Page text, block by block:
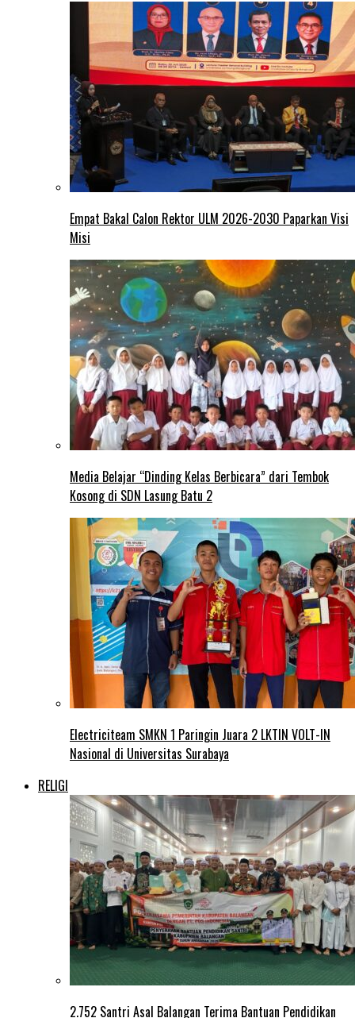
Empat Bakal Calon Rektor ULM 2026-2030 Paparkan Visi
Misi
Media Belajar “Dinding Kelas Berbicara” dari Tembok
Kosong di SDN Lasung Batu 2
Electriciteam SMKN 1 Paringin Juara 2 LKTIN VOLT-IN
Nasional di Universitas Surabaya
RELIGI
2.752 Santri Asal Balangan Terima Bantuan Pendidikan